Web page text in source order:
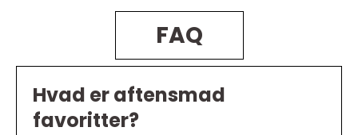
FAQ
Hvad er aftensmad
favoritter?